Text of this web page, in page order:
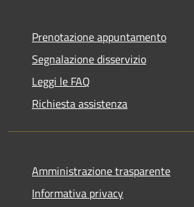
Prenotazione appuntamento
Segnalazione disservizio
Leggi le FAQ
Richiesta assistenza
Amministrazione trasparente
Informativa privacy